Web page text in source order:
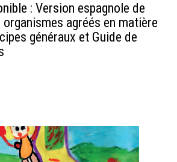
: Version espagnole de
agréés en matière
généraux et Guide de